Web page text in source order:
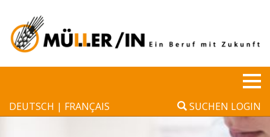
DEUTSCH FRANÇAIS SUCHEN LOGIN